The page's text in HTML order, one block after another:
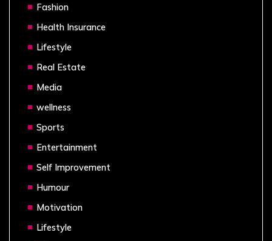
Fashion
Health Insurance
Lifestyle
Real Estate
Media
wellness
Sports
Entertainment
Self Improvement
Humour
Motivation
Lifestyle